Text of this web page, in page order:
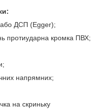
ДСП (Egger);
протиударна кромка ПВХ;
напрямних;
на скриньку